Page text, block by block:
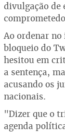
divulgação de
Ao ordenar
bloqueio do
hesitou em
a sentença,
acusando os
nacionais.
"Dizer que o
agenda